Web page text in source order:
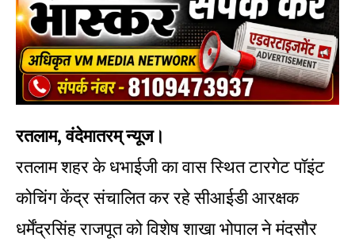
रतलाम, वंदेमातरम् न्यूज।
रतलाम शहर के धभाईजी का वास स्थित टारगेट पॉइंट
कोचिंग केंद्र संचालित कर रहे सीआईडी आरक्षक
धर्मेंद्रसिंह राजपूत को विशेष शाखा भोपाल ने मंदसौर